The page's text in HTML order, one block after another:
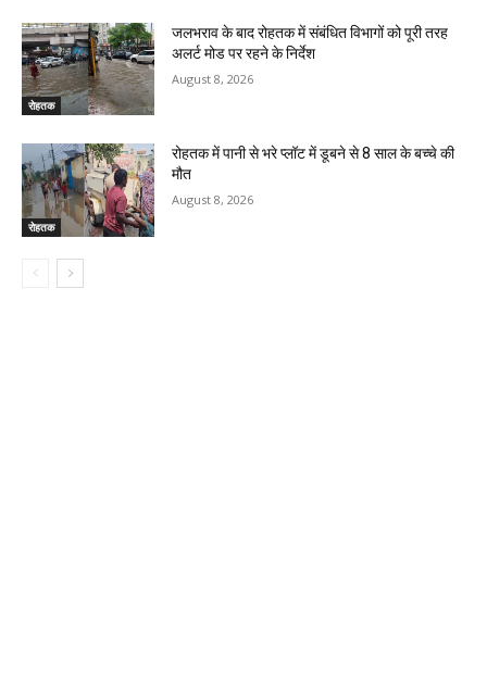
रोहतक
जलभराव के बाद रोहतक में संबंधित विभागों को पूरी तरह
अलर्ट मोड पर रहने के निर्देश
August 8, 2026
रोहतक
रोहतक में पानी से भरे प्लॉट में डूबने से 8 साल के बच्चे की
मौत
August 8, 2026